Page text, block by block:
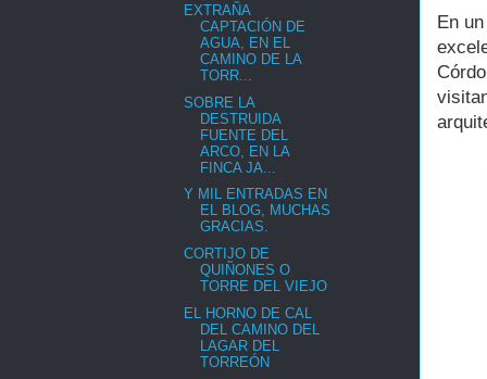
En
EXTRAÑA
CAPTACIÓN DE
AGUA, EN EL
CAMINO DE LA
TORR...
SOBRE LA
DESTRUIDA
FUENTE DEL
ARCO, EN LA
FINCA JA...
Y MIL ENTRADAS EN
EL BLOG, MUCHAS
GRACIAS.
CORTIJO DE
QUIÑONES O
TORRE DEL VIEJO
EL HORNO DE CAL
DEL CAMINO DEL
LAGAR DEL
TORREÓN